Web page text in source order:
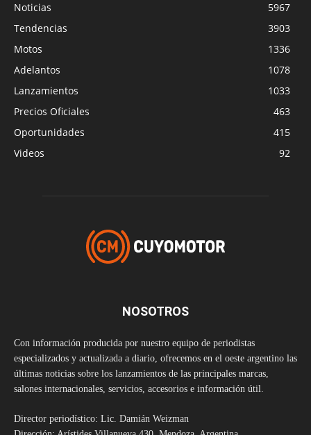
Noticias
5967
Tendencias
3903
Motos
1336
Adelantos
1078
Lanzamientos
1033
Precios Oficiales
463
Oportunidades
415
Videos
92
NOSOTROS
Con información producida por nuestro equipo de periodistas
especializados y actualizada a diario, ofrecemos en el oeste argentino las
últimas noticias sobre los lanzamientos de las principales marcas,
salones internacionales, servicios, accesorios e información útil.
Director periodístico: Lic. Damián Weizman